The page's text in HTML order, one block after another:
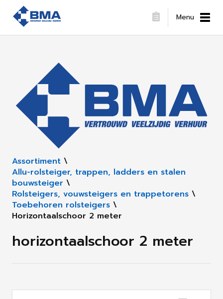
Menu
Assortiment \
Allu-rolsteiger, trappen, ladders en stalen
bouwsteiger \
Rolsteigers, vouwsteigers en trappetorens \
Toebehoren rolsteigers \
Horizontaalschoor 2 meter
horizontaalschoor 2 meter